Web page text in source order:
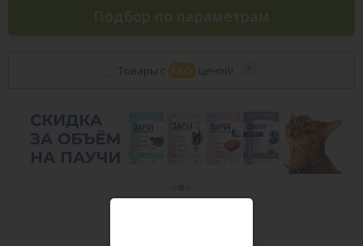
Подбор по параметрам
Товары с PRO ценой!